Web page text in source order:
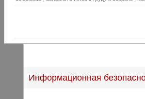
Информационная